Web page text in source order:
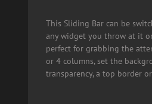
This Sliding Bar can be
any widget you throw at it
perfect for grabbing the
or 4 columns, set the
transparency, a top border